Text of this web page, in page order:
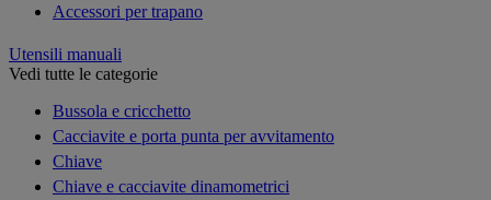
Accessori per trapano
Utensili manuali
Vedi tutte le categorie
Bussola e cricchetto
Cacciavite e porta punta per avvitamento
Chiave
Chiave e cacciavite dinamometrici